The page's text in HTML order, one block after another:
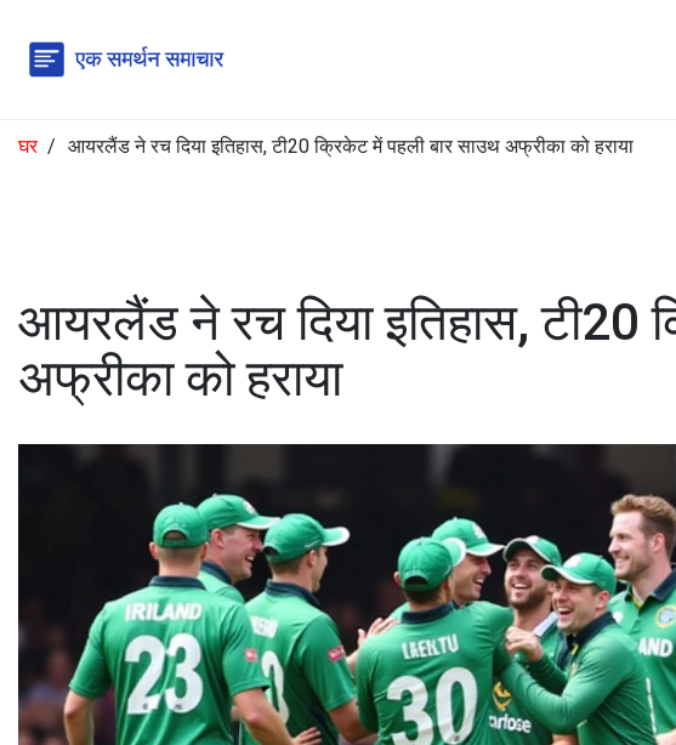
घर आयरलैंड ने रच दिया इतिहास, टी20 क्रिकेट में पहली बार साउथ अफ्रीका को हराया
आयरलैंड ने रच दिया इतिहास, टी20
अफ्रीका को हराया